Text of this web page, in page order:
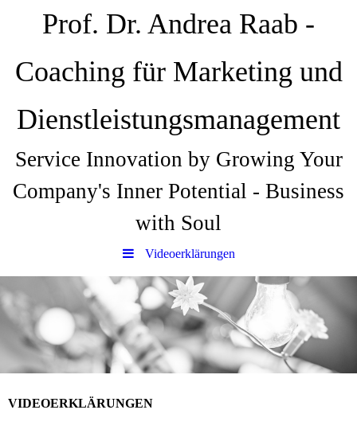
Prof. Dr. Andrea Raab -
Coaching für Marketing und
Dienstleistungsmanagement
Service Innovation by Growing Your
Company's Inner Potential - Business
with Soul
Videoerklärungen
VIDEOERKLÄRUNGEN